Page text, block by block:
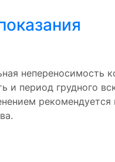
непереносимость
и период грудного
рекомендуется